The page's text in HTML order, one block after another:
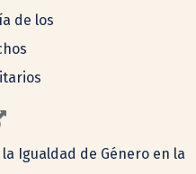
de los
Igualdad de Género en la